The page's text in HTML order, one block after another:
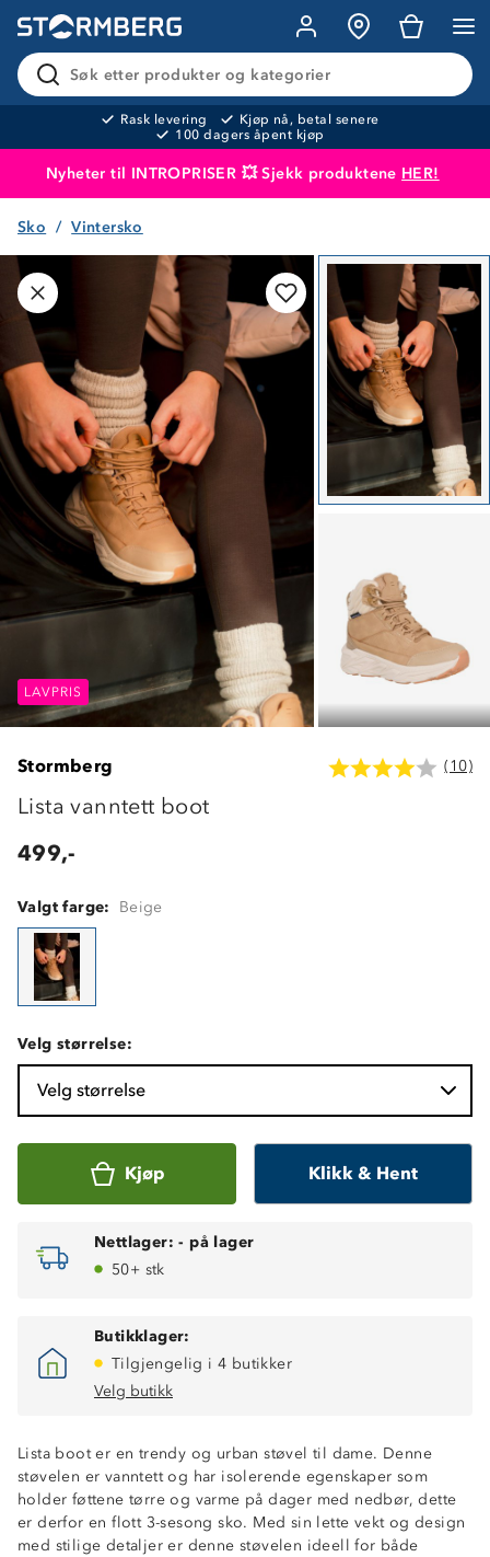
Søk etter produkter og kategorier
Rask levering
Kjøp nå, betal senere
100 dagers åpent kjøp
Nyheter til INTROPRISER 💥 Sjekk produktene HER!
Produktet er lagt i handlekurven
Sko Vintersko
LAVPRIS
LAVPRIS
Stormberg (10)
Lista vanntett boot
499,-
Valgt farge: Beige
Velg størrelse:
Velg størrelse
Kjøp Klikk & Hent
Nettlager: - på lager
50+ stk
Butikklager:
Tilgjengelig i 4 butikker
Velg butikk
Lista boot er en trendy og urban støvel til dame. Denne
støvelen er vanntett og har isolerende egenskaper som
holder føttene tørre og varme på dager med nedbør, dette
er derfor en flott 3-sesong sko. Med sin lette vekt og design
med stilige detaljer er denne støvelen ideell for både